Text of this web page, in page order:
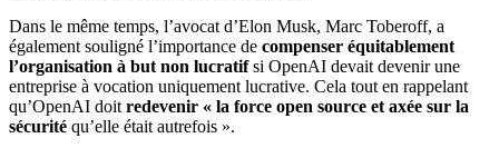
Dans le même temps, l’avocat d’Elon Musk, Marc Toberoff, a
également souligné l’importance de compenser équitablement
l’organisation à but non lucratifsi OpenAI devait devenir une
entreprise à vocation uniquement lucrative. Cela tout en rappelant
qu’OpenAI doitredevenir « la force open source et axée sur la
sécurité qu’elle était autrefois ».